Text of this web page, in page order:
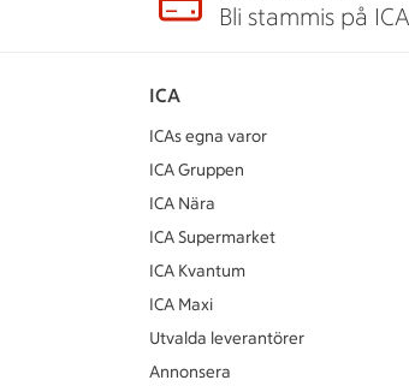
Bli stammis på ICA
ICA
ICAs egna varor
ICA Gruppen
ICA Nära
ICA Supermarket
ICA Kvantum
ICA Maxi
Utvalda leverantörer
Annonsera